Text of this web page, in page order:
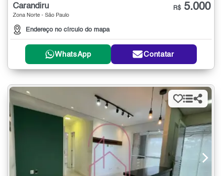
Carandiru
Zona Norte - São Paulo
Endereço no círculo do mapa
R$ 5.000
WhatsApp Contatar